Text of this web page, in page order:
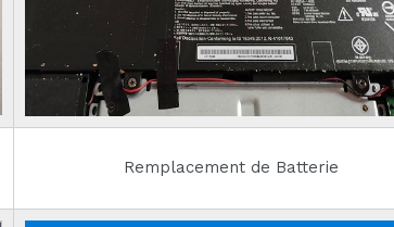
Remplacement de Batterie